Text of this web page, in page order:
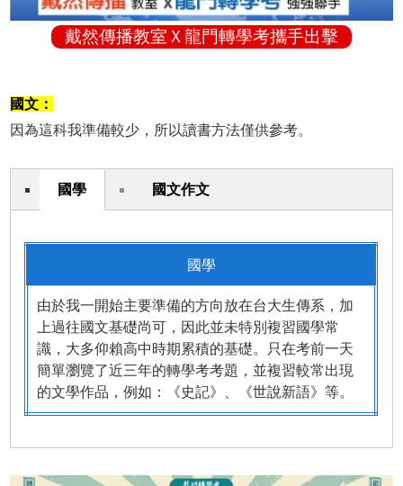
戴然傳播教室Ｘ龍門轉學考攜手出擊
國文：
因為這科我準備較少，所以讀書方法僅供參考。
國學 國文作文
國學
由於我一開始主要準備的方向放在台大生傳系，加
上過往國文基礎尚可，因此並未特別複習國學常
識，大多仰賴高中時期累積的基礎。只在考前一天
簡單瀏覽了近三年的轉學考考題，並複習較常出現
的文學作品，例如：《史記》、《世說新語》等。